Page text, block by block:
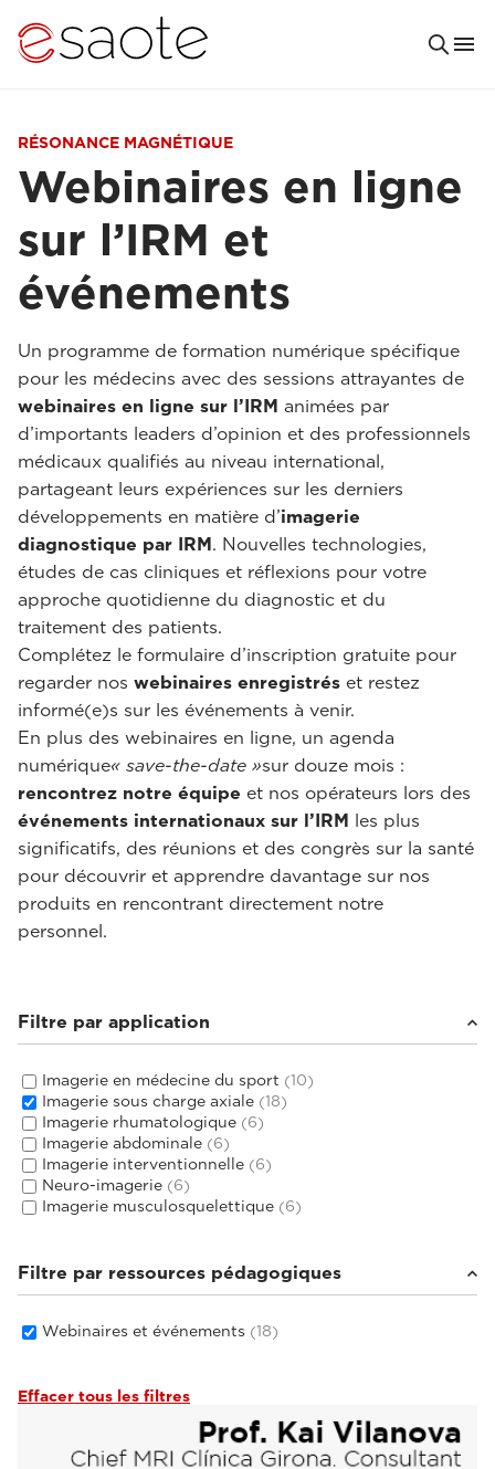
RÉSONANCE MAGNÉTIQUE
Webinaires en ligne
sur l’IRM et
événements
Un programme de formation numérique spécifique
pour les médecins avec des sessions attrayantes de
webinaires en ligne sur l’IRM animées par
d’importants leaders d’opinion et des professionnels
médicaux qualifiés au niveau international,
partageant leurs expériences sur les derniers
développements en matière d’imagerie
diagnostique par IRM. Nouvelles technologies,
études de cas cliniques et réflexions pour votre
approche quotidienne du diagnostic et du
traitement des patients.
Complétez le formulaire d’inscription gratuite pour
regarder nos webinaires enregistrés et restez
informé(e)s sur les événements à venir.
En plus des webinaires en ligne, un agenda
numérique« save-the-date »sur douze mois :
rencontrez notre équipe et nos opérateurs lors des
événements internationaux sur l’IRM les plus
significatifs, des réunions et des congrès sur la santé
pour découvrir et apprendre davantage sur nos
produits en rencontrant directement notre
personnel.
Filtre par application
Imagerie en médecine du sport (10)
Imagerie sous charge axiale (18)
Imagerie rhumatologique (6)
Imagerie abdominale (6)
Imagerie interventionnelle (6)
Neuro-imagerie (6)
Imagerie musculosquelettique (6)
Filtre par ressources pédagogiques
Webinaires et événements (18)
Effacer tous les filtres